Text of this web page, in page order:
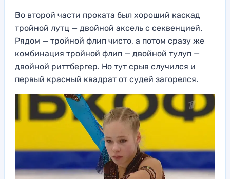
Во второй части проката был хороший каскад
тройной лутц — двойной аксель с секвенцией.
Рядом — тройной флип чисто, а потом сразу же
комбинация тройной флип — двойной тулуп —
двойной риттбергер. Но тут срыв случился и
первый красный квадрат от судей загорелся.